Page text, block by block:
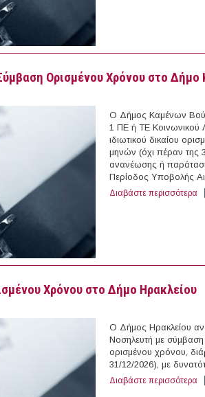
Ορισμένου Χρόνου στο
Ο Δήμος Καμένων
1 ΠΕ ή ΤΕ Κοινωνικού
ιδιωτικού δικαίου
μηνών (όχι πέραν της
ανανέωσης ή
Περίοδος Υποβολής
Διαβάστε περισσότερα
Χρόνου στο Δήμο Ηρακλείου
Ο Δήμος Ηρακλείου
Νοσηλευτή με σύμβαση
ορισμένου χρόνου,
31/12/2026), με
Διαβάστε περισσότερα